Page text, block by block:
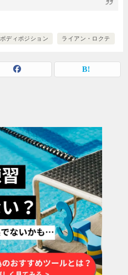
ボディポジション ライアン・ロクテ